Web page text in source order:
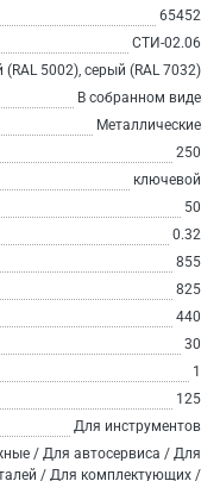
65452
СТИ-02.06
(RAL 5002), серый (RAL 7032)
В собранном виде
Металлические
250
ключевой
50
0.32
855
825
440
30
1
125
Для инструментов
/ Для автосервиса / Для
/ Для комплектующих /